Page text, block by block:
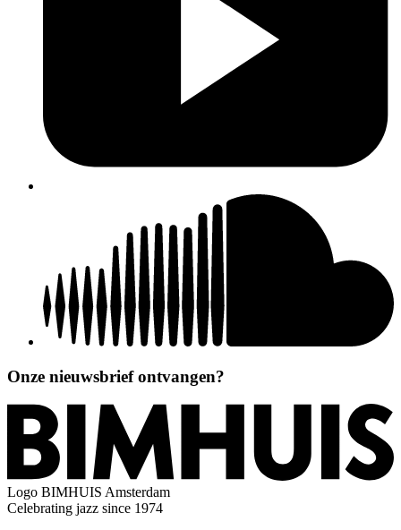
Onze nieuwsbrief ontvangen?
Logo BIMHUIS Amsterdam
Celebrating jazz since 1974